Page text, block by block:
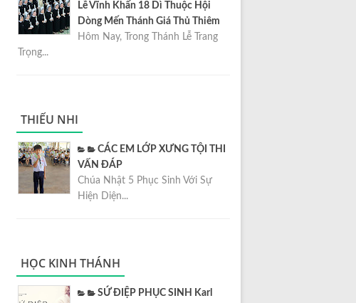
Lễ Vĩnh Khấn 18 Dì Thuộc Hội
Dòng Mến Thánh Giá Thủ Thiêm
Hôm Nay, Trong Thánh Lễ Trang
Trọng...
THIẾU NHI
CÁC EM LỚP XƯNG TỘI THI
VẤN ĐÁP
Chúa Nhật 5 Phục Sinh Với Sự
Hiện Diện...
HỌC KINH THÁNH
SỨ ĐIỆP PHỤC SINH Karl